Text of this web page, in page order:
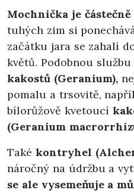
Mochnička je
tuhých zim si
začátku jara se zahalí
květů. Podobnou
kakostů (Geranium),
pomalu a trsovitě,
bílorůžově kvetoucí
(Geranium
Také kontryhel
náročný na údržbu a
se ale vysemeňuje a